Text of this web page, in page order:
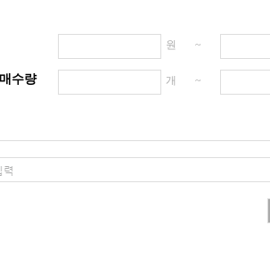
원 ~
수량 개 ~